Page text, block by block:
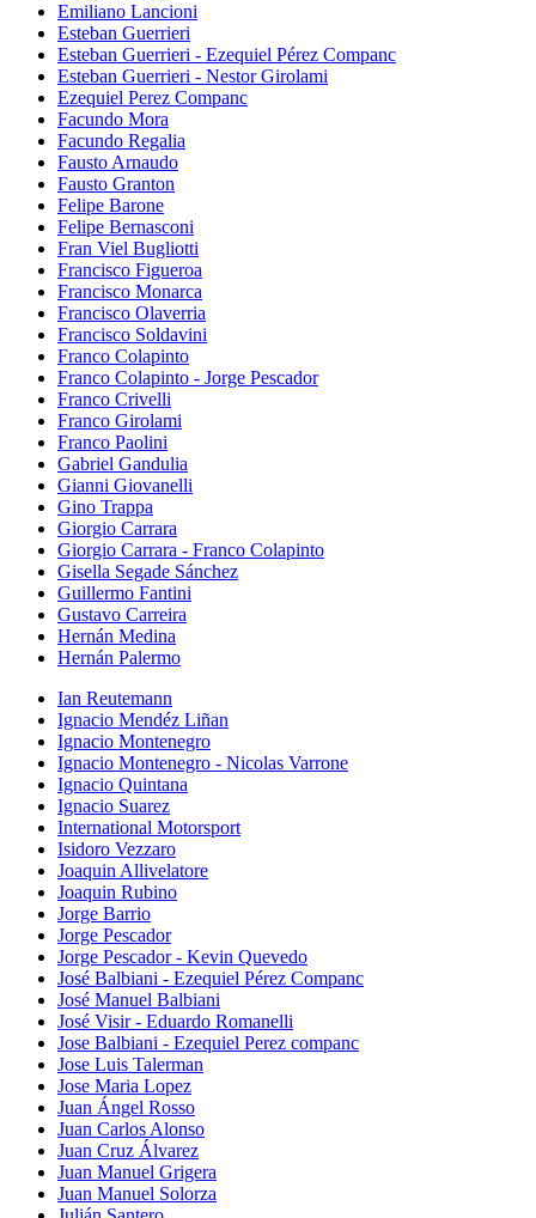
Emiliano Lancioni
Esteban Guerrieri
Esteban Guerrieri - Ezequiel Pérez Companc
Esteban Guerrieri - Nestor Girolami
Ezequiel Perez Companc
Facundo Mora
Facundo Regalia
Fausto Arnaudo
Fausto Granton
Felipe Barone
Felipe Bernasconi
Fran Viel Bugliotti
Francisco Figueroa
Francisco Monarca
Francisco Olaverria
Francisco Soldavini
Franco Colapinto
Franco Colapinto - Jorge Pescador
Franco Crivelli
Franco Girolami
Franco Paolini
Gabriel Gandulia
Gianni Giovanelli
Gino Trappa
Giorgio Carrara
Giorgio Carrara - Franco Colapinto
Gisella Segade Sánchez
Guillermo Fantini
Gustavo Carreira
Hernán Medina
Hernán Palermo
Ian Reutemann
Ignacio Mendéz Liñan
Ignacio Montenegro
Ignacio Montenegro - Nicolas Varrone
Ignacio Quintana
Ignacio Suarez
International Motorsport
Isidoro Vezzaro
Joaquin Allivelatore
Joaquin Rubino
Jorge Barrio
Jorge Pescador
Jorge Pescador - Kevin Quevedo
José Balbiani - Ezequiel Pérez Companc
José Manuel Balbiani
José Visir - Eduardo Romanelli
Jose Balbiani - Ezequiel Perez companc
Jose Luis Talerman
Jose Maria Lopez
Juan Ángel Rosso
Juan Carlos Alonso
Juan Cruz Álvarez
Juan Manuel Grigera
Juan Manuel Solorza